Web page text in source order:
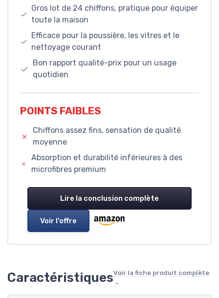
Gros lot de 24 chiffons, pratique pour équiper
toute la maison
Efficace pour la poussière, les vitres et le
nettoyage courant
Bon rapport qualité-prix pour un usage
quotidien
POINTS FAIBLES
Chiffons assez fins, sensation de qualité
moyenne
Absorption et durabilité inférieures à des
microfibres premium
Lire la conclusion complète
Voir l'offre
CaractéristiquesVoir la fiche produit complète
→